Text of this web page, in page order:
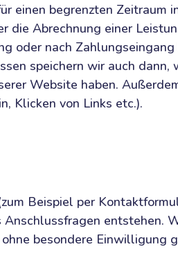
einen begrenzten
die Abrechnung einer
oder nach
speichern wir auch
Website haben.
Klicken von Links etc.).
Beispiel per
entstehen.
besondere Einwilligung